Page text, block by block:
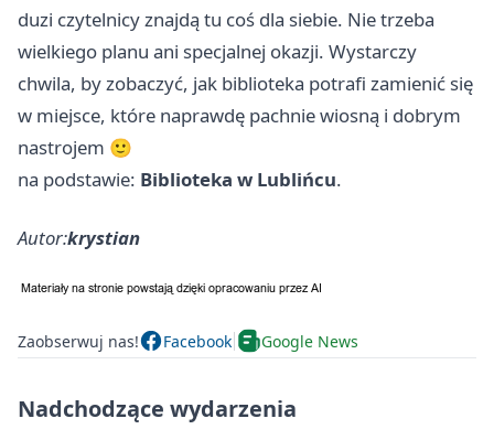
duzi czytelnicy znajdą tu coś dla siebie. Nie trzeba
wielkiego planu ani specjalnej okazji. Wystarczy
chwila, by zobaczyć, jak biblioteka potrafi zamienić się
w miejsce, które naprawdę pachnie wiosną i dobrym
nastrojem 🙂
na podstawie: Biblioteka w Lublińcu.
Autor:krystian
Zaobserwuj nas! Facebook Google News
Nadchodzące wydarzenia